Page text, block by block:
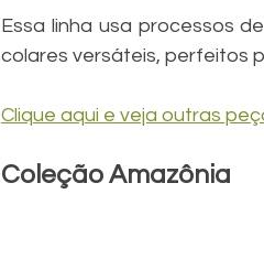
Essa linha usa processos
colares versáteis, perfeitos
Clique aqui e veja outras
Coleção Amazônia